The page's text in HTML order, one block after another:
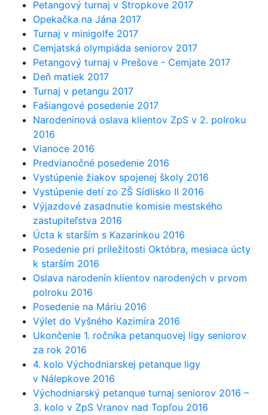
Petangový turnaj v Stropkove 2017
Opekačka na Jána 2017
Turnaj v minigolfe 2017
Cemjatská olympiáda seniorov 2017
Petangový turnaj v Prešove - Cemjate 2017
Deň matiek 2017
Turnaj v petangu 2017
Fašiangové posedenie 2017
Narodeninová oslava klientov ZpS v 2. polroku
2016
Vianoce 2016
Predvianočné posedenie 2016
Vystúpenie žiakov spojenej školy 2016
Vystúpenie detí zo ZŠ Sídlisko II 2016
Výjazdové zasadnutie komisie mestského
zastupiteľstva 2016
Úcta k starším s Kazarinkou 2016
Posedenie pri príležitosti Októbra, mesiaca úcty
k starším 2016
Oslava narodenín klientov narodených v prvom
polroku 2016
Posedenie na Máriu 2016
Výlet do Vyšného Kazimíra 2016
Ukončenie 1. ročníka petanquovej ligy seniorov
za rok 2016
4. kolo Východniarskej petanque ligy
v Nálepkove 2016
Východniarský petanque turnaj seniorov 2016 –
3. kolo v ZpS Vranov nad Topľou 2016